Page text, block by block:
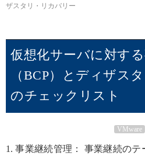
ザスタリ・リカバリー
仮想化サーバに対す
（BCP）とディザス
のチェックリスト
VMware
1. 事業継続管理： 事業継続の